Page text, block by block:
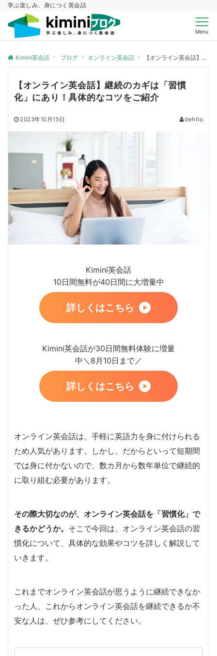
学ぶ楽しみ、身につく英会話
Menu
Kimini英会話 ブログ オンライン英会話 【オンライン英会話】継続のカギは「習慣化」にあり！具体的なコツをご紹介
【オンライン英会話】継続のカギは「習慣
化」にあり！具体的なコツをご紹介
2023年10月15日 dehito
Kimini英会話
10日間無料が40日間に大増量中
詳しくはこちら
Kimini英会話が30日間無料体験に増量
中＼8月10日まで／
詳しくはこちら
オンライン英会話は、手軽に英語力を身に付けられる
ため人気があります。しかし、だからといって短期間
では身に付かないので、数カ月から数年単位で継続的
に取り組む必要があります。
その際大切なのが、オンライン英会話を「習慣化」で
きるかどうか。 そこで今回は、オンライン英会話の習
慣化について、具体的な効果やコツを詳しく解説して
いきます。
これまでオンライン英会話が思うように継続できなか
った人、これからオンライン英会話を継続できるか不
安な人は、ぜひ参考にしてください。